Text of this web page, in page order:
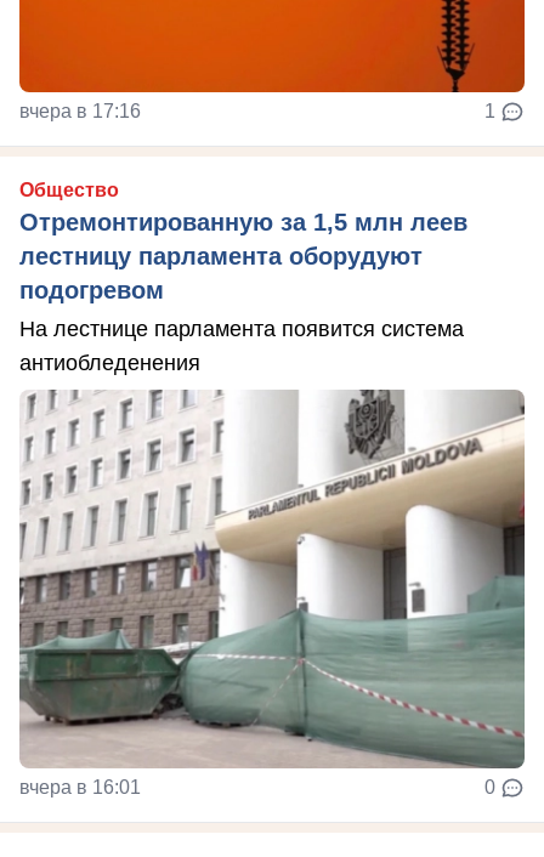
вчера в 17:16 1
Общество
Отремонтированную за 1,5 млн леев
лестницу парламента оборудуют
подогревом
На лестнице парламента появится система
антиобледенения
вчера в 16:01 0